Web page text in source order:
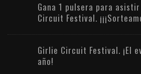
Gana 1 pulsera para
Circuit Festival.
Girlie Circuit Festival. ¡El
año!